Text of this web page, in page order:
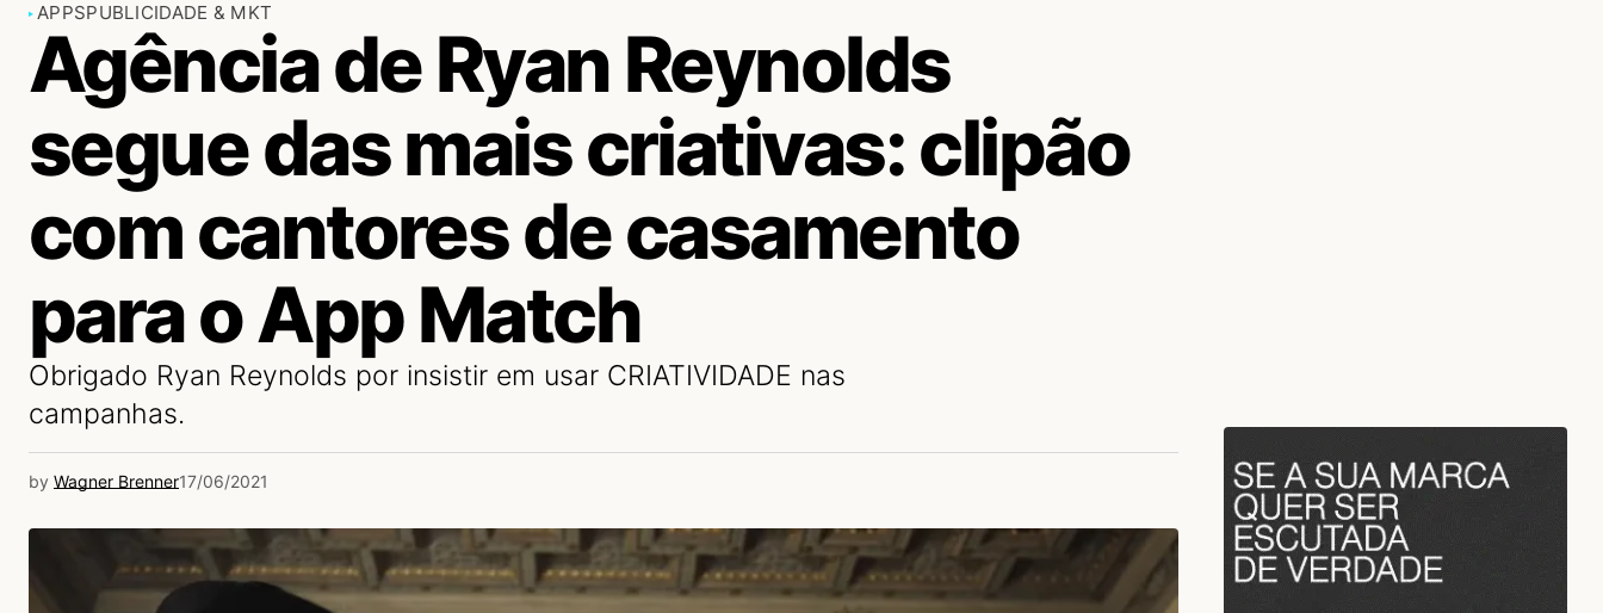
APPSPUBLICIDADE & MKT
Agência de Ryan Reynolds
segue das mais criativas: clipão
com cantores de casamento
para o App Match
Obrigado Ryan Reynolds por insistir em usar CRIATIVIDADE nas
campanhas.
by Wagner Brenner17/06/2021